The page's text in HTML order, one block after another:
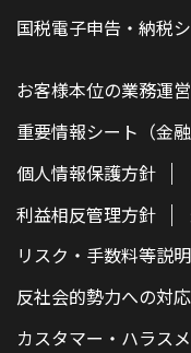
国税電子申告・納税
お客様本位の業務運
重要情報シート（金融
個人情報保護方針
利益相反管理方針
リスク・手数料等説
反社会的勢力への対
カスタマー・ハラス